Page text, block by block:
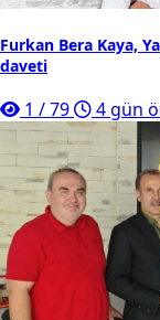
Furkan Bera Kaya,
daveti
1 /79 4 gün